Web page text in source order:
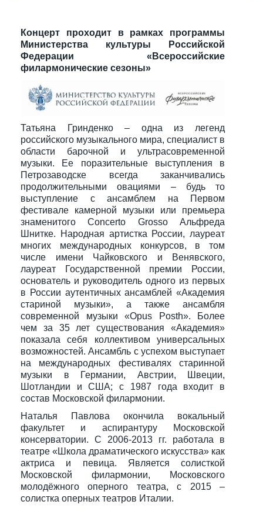
Концерт проходит в рамках программы
Министерства культуры Российской
Федерации «Всероссийские
филармонические сезоны»
Татьяна Гринденко – одна из легенд
российского музыкального мира, специалист в
области барочной и ультрасовременной
музыки. Ее поразительные выступления в
Петрозаводске всегда заканчивались
продолжительными овациями – будь то
выступление с ансамблем на Первом
фестивале камерной музыки или премьера
знаменитого Concerto Grosso Альфреда
Шнитке. Народная артистка России, лауреат
многих международных конкурсов, в том
числе имени Чайковского и Венявского,
лауреат Государственной премии России,
основатель и руководитель одного из первых
в России аутентичных ансамблей «Академия
стариной музыки», а также ансамбля
современной музыки «Opus Posth». Более
чем за 35 лет существования «Академия»
показала себя коллективом универсальных
возможностей. Ансамбль с успехом выступает
на международных фестивалях старинной
музыки в Германии, Австрии, Швеции,
Шотландии и США; с 1987 года входит в
состав Московской филармонии.
Наталья Павлова окончила вокальный
факультет и аспирантуру Московской
консерватории. С 2006-2013 гг. работала в
театре «Школа драматического искусства» как
актриса и певица. Является солисткой
Московской филармонии, Московского
молодёжного оперного театра, с 2015 –
солистка оперных театров Италии.